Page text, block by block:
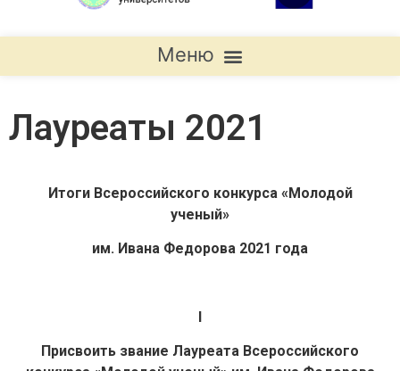
Лауреаты 2021
Итоги Всероссийского конкурса «Молодой
ученый»
им. Ивана Федорова 2021 года
I
Присвоить звание Лауреата Всероссийского